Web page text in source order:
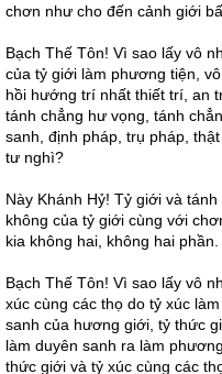
chơn như cho đến cảnh giới
Bạch Thế Tôn! Vì sao lấy vô
của tỷ giới làm phương tiện,
hồi hướng trí nhất thiết trí, an
tánh chẳng hư vọng, tánh
sanh, định pháp, trụ pháp,
tư nghì?
Này Khánh Hỷ! Tỷ giới và
không của tỷ giới cùng với
kia không hai, không hai phần.
Bạch Thế Tôn! Vì sao lấy vô
xúc cùng các thọ do tỷ xúc
sanh của hương giới, tỷ thức
làm duyên sanh ra làm
thức giới và tỷ xúc cùng các